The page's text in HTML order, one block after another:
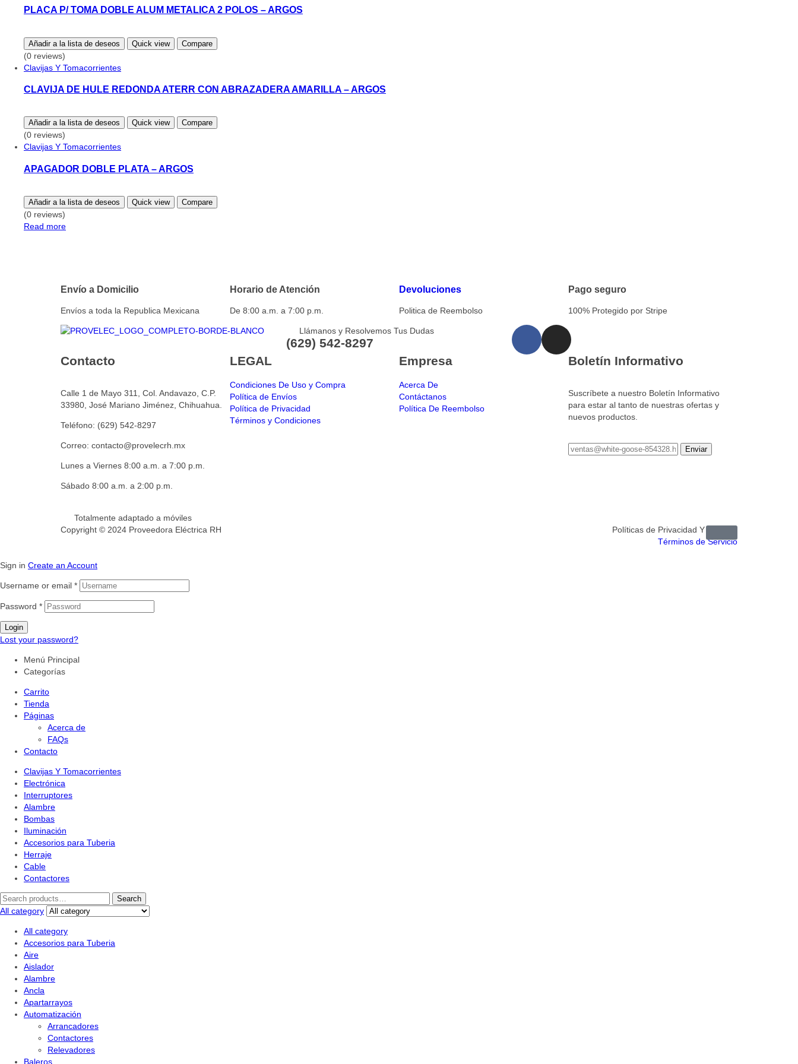
PLACA P/ TOMA DOBLE ALUM METALICA 2 POLOS – ARGOS
Añadir a la lista de deseos Quick view Compare
(0 reviews)
Clavijas Y Tomacorrientes
CLAVIJA DE HULE REDONDA ATERR CON ABRAZADERA AMARILLA – ARGOS
Añadir a la lista de deseos Quick view Compare
(0 reviews)
Clavijas Y Tomacorrientes
APAGADOR DOBLE PLATA – ARGOS
Añadir a la lista de deseos Quick view Compare
(0 reviews)
Read more
Envío a Domicilio
Envíos a toda la Republica Mexicana
Horario de Atención
De 8:00 a.m. a 7:00 p.m.
Devoluciones
Politica de Reembolso
Pago seguro
100% Protegido por Stripe
Llámanos y Resolvemos Tus Dudas
(629) 542-8297
Contacto
Calle 1 de Mayo 311, Col. Andavazo, C.P.
33980, José Mariano Jiménez, Chihuahua.
Teléfono: (629) 542-8297
Correo: contacto@provelecrh.mx
Lunes a Viernes 8:00 a.m. a 7:00 p.m.
Sábado 8:00 a.m. a 2:00 p.m.
Totalmente adaptado a móviles
LEGAL
Condiciones De Uso y Compra
Política de Envíos
Política de Privacidad
Términos y Condiciones
Empresa
Acerca De
Contáctanos
Política De Reembolso
Boletín Informativo
Suscríbete a nuestro Boletín Informativo
para estar al tanto de nuestras ofertas y
nuevos productos.
Copyright © 2024 Proveedora Eléctrica RH
Políticas de Privacidad Y Cookies
Términos de Servicio
Sign in Create an Account
Username or email *
Password *
Login
Lost your password?
Menú Principal
Categorías
Carrito
Tienda
Páginas
Acerca de
FAQs
Contacto
Clavijas Y Tomacorrientes
Electrónica
Interruptores
Alambre
Bombas
Iluminación
Accesorios para Tuberia
Herraje
Cable
Contactores
Search
All category
All category
Accesorios para Tuberia
Aire
Aislador
Alambre
Ancla
Apartarrayos
Automatización
Arrancadores
Contactores
Relevadores
Baleros